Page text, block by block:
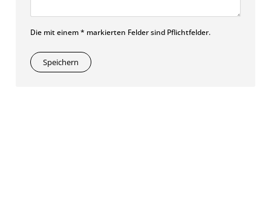
Die mit einem * markierten Felder sind Pflichtfelder.
Speichern